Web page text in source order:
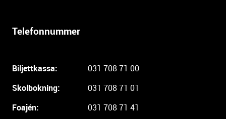
Telefonnummer
Biljettkassa:
031 708 71 00
Skolbokning:
031 708 71 01
Foajén:
031 708 71 41